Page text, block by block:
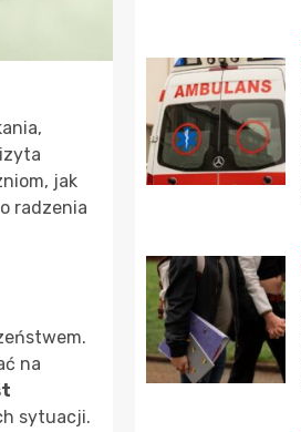
jak
radzenia
na
sytuacji.